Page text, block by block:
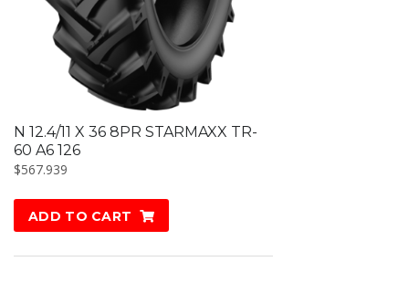
N 12.4/11 X 36 8PR STARMAXX TR-
60 A6 126
$567.939
ADD TO CART